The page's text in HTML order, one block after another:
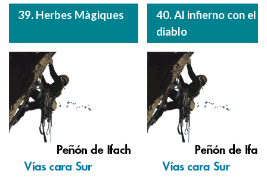
39. Herbes Màgiques
40. Al infierno con el
diablo